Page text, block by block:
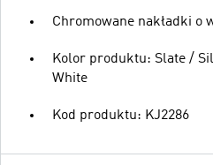
Chromowane nakładki o
Kolor produktu: Slate /
White
Kod produktu: KJ2286